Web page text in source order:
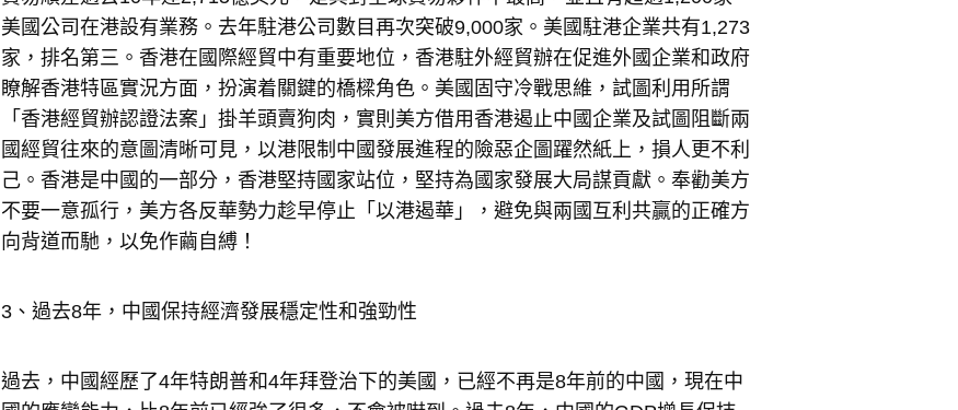
美國公司在港設有業務。去年駐港公司數目再次突破9,000家。美國駐港企業共有1,273
家，排名第三。香港在國際經貿中有重要地位，香港駐外經貿辦在促進外國企業和政府
瞭解香港特區實況方面，扮演着關鍵的橋樑角色。美國固守冷戰思維，試圖利用所謂
「香港經貿辦認證法案」掛羊頭賣狗肉，實則美方借用香港遏止中國企業及試圖阻斷兩
國經貿往來的意圖清晰可見，以港限制中國發展進程的險惡企圖躍然紙上，損人更不利
己。香港是中國的一部分，香港堅持國家站位，堅持為國家發展大局謀貢獻。奉勸美方
不要一意孤行，美方各反華勢力趁早停止「以港遏華」，避免與兩國互利共贏的正確方
向背道而馳，以免作繭自縛！
3、過去8年，中國保持經濟發展穩定性和強勁性
過去，中國經歷了4年特朗普和4年拜登治下的美國，已經不再是8年前的中國，現在中